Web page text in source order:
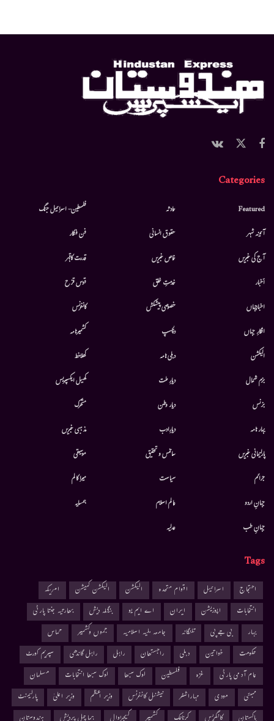
Categories
Featured
آئینہ شہر
آج کی خبریں
أخبار
اخبارجہاں
افکارِ جہاں
الیکشن
بزم شمال
بزنس
بہار نامہ
پارلیمانی خبریں
جرائم
جہانِ اردو
جہانِ طب
حادثہ
حقوق انسانی
خاص خبریں
خدمتِ خلق
خصوصی پیشکش
دلچسپ
دہلی نامہ
دیارِ ملت
دیار وطن
دیارِادب
سائنس و تحقیق
سیاست
عالم اسلام
عدلیہ
فلسطین- اسرائیل جنگ
فن فنکار
قدرت کاقہر
قوس قزح
کانفرنس
کشمیرنامہ
کھلاخط
کھیل ایکسپریس
متحرك
مذہبی خبریں
موسيقى
میرا کالم
ہمسایہ
Tags
احتجاج اسرائیل اقوام متحدہ الیکشن الیکشن کمیشن
امریکہ
انتخابات
اپوزیشن ایران اے ایم یو بنگلہ دیش
بھارتیہ جنتا پارٹی
بہار
بی جے پی تلنگانہ جامعہ ملیہ اسلامیہ جموں وکشمیر
حماس
حکومت
خواتین دہلی راجستھان راہل راہل گاندھی
سپریم کورٹ
عام آدمی پارٹی
غزہ فلسطین لوک سبھا لوک سبھا انتخابات
مسلمان
ممبئی
مودی مہاراشٹر نیشنل کانفرنس وزیر اعظم وزیر اعلیٰ
پارلیمنٹ